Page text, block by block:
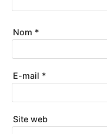
Nom *
E-mail *
Site web